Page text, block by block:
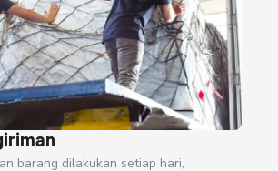
barang dilakukan setiap hari,